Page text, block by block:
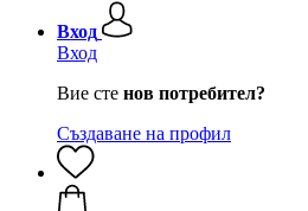
Вход
Вход
Вие сте нов потребител?
Създаване на профил